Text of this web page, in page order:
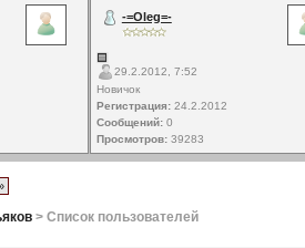
-=Oleg=-
29.2.2012, 7:52
Новичок
Регистрация:24.2.2012
Сообщений:0
Просмотров:39283
> Список пользователей